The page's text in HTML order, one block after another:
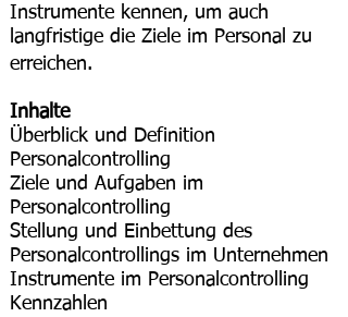
Instrumente kennen, um auch
langfristige die Ziele im Personal zu
erreichen.
Inhalte
Überblick und Definition
Personalcontrolling
Ziele und Aufgaben im
Personalcontrolling
Stellung und Einbettung des
Personalcontrollings im Unternehmen
Instrumente im Personalcontrolling
Kennzahlen